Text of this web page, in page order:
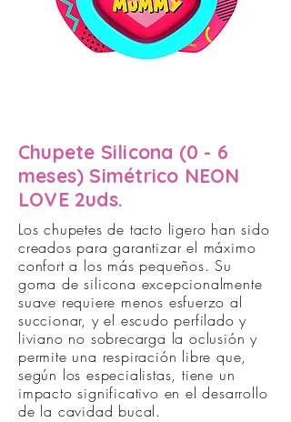
Chupete Silicona (0 - 6
meses) Simétrico NEON
LOVE 2uds.
Los chupetes de tacto ligero han sido
creados para garantizar el máximo
confort a los más pequeños. Su
goma de silicona excepcionalmente
suave requiere menos esfuerzo al
succionar, y el escudo perfilado y
liviano no sobrecarga la oclusión y
permite una respiración libre que,
según los especialistas, tiene un
impacto significativo en el desarrollo
de la cavidad bucal.